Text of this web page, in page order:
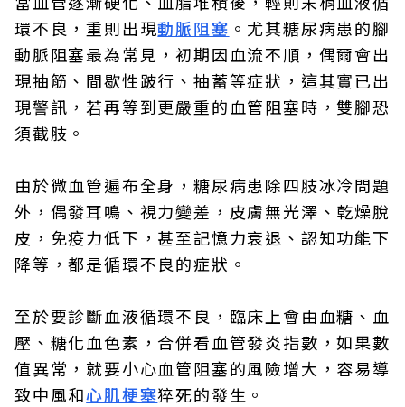
環不良，重則出現動脈阻塞 。尤其糖尿病患的腳
動脈阻塞最為常見，初期因血流不順，偶爾會出
現抽筋、間歇性跛行、抽蓄等症狀，這其實已出
現警訊，若再等到更嚴重的血管阻塞時，雙腳恐
須截肢。
由於微血管遍布全身，糖尿病患除四肢冰冷問題
外，偶發耳鳴、視力變差，皮膚無光澤、乾燥脫
皮，免疫力低下，甚至記憶力衰退、認知功能下
降等，都是循環不良的症狀。
至於要診斷血液循環不良，臨床上會由血糖、血
壓、糖化血色素，合併看血管發炎指數，如果數
值異常，就要小心血管阻塞的風險增大，容易導
致中風和心肌梗塞猝死的發生。